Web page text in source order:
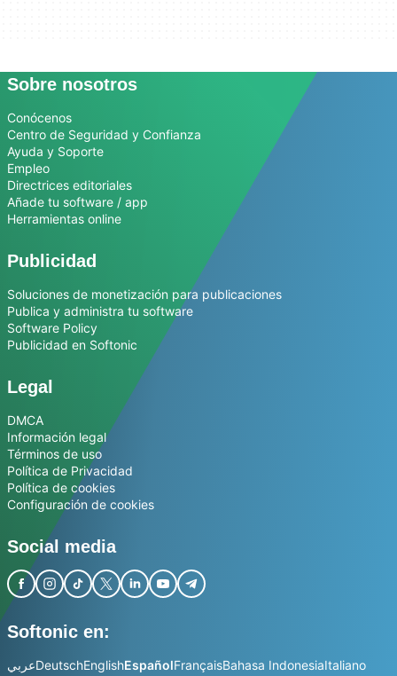
Sobre nosotros
Conócenos
Centro de Seguridad y Confianza
Ayuda y Soporte
Empleo
Directrices editoriales
Añade tu software / app
Herramientas online
Publicidad
Soluciones de monetización para publicaciones
Publica y administra tu software
Software Policy
Publicidad en Softonic
Legal
DMCA
Información legal
Términos de uso
Política de Privacidad
Política de cookies
Configuración de cookies
Social media
Softonic en:
عربيDeutschEnglishEspañolFrançaisBahasa IndonesiaItaliano